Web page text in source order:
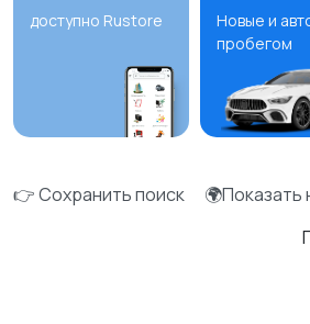
доступно Rustore
Новые и
пробегом
👉 Сохранить поиск
🌍Показать